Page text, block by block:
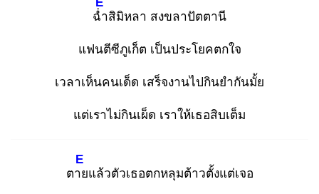
ฉ่ำสิมิหลา สงขลาปัตตานี
แฟนตีซีภูเก็ต เป็นประโยคตกใจ
เวลาเห็นคนเด็ด เสร็จงานไปกินยำกันมั้ย
แต่เราไม่กินเผ็ด เราให้เธอสิบเต็ม
ตาย
E
แล้วตัวเธอตกหลุมต้าวตั้งแต่เจอ